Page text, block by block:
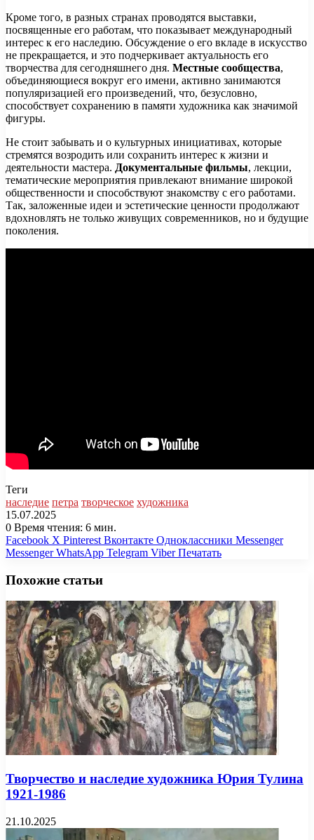
Кроме того, в разных странах проводятся выставки,
посвященные его работам, что показывает международный
интерес к его наследию. Обсуждение о его вкладе в искусство
не прекращается, и это подчеркивает актуальность его
творчества для сегодняшнего дня. Местные сообщества,
объединяющиеся вокруг его имени, активно занимаются
популяризацией его произведений, что, безусловно,
способствует сохранению в памяти художника как значимой
фигуры.
Не стоит забывать и о культурных инициативах, которые
стремятся возродить или сохранить интерес к жизни и
деятельности мастера. Документальные фильмы, лекции,
тематические мероприятия привлекают внимание широкой
общественности и способствуют знакомству с его работами.
Так, заложенные идеи и эстетические ценности продолжают
вдохновлять не только живущих современников, но и будущие
поколения.
Теги
наследие петра творческое художника
15.07.2025
0 Время чтения: 6 мин.
Facebook X Pinterest Вконтакте Одноклассники Messenger
Messenger WhatsApp Telegram Viber Печатать
Похожие статьи
Творчество и наследие художника Юрия Тулина
1921-1986
21.10.2025